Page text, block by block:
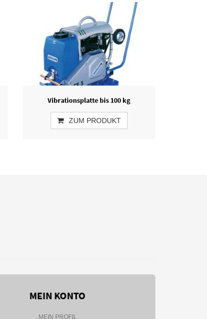
Vibrationsplatte bis 100 kg
ZUM PRODUKT
MEIN KONTO
MEIN PROFIL